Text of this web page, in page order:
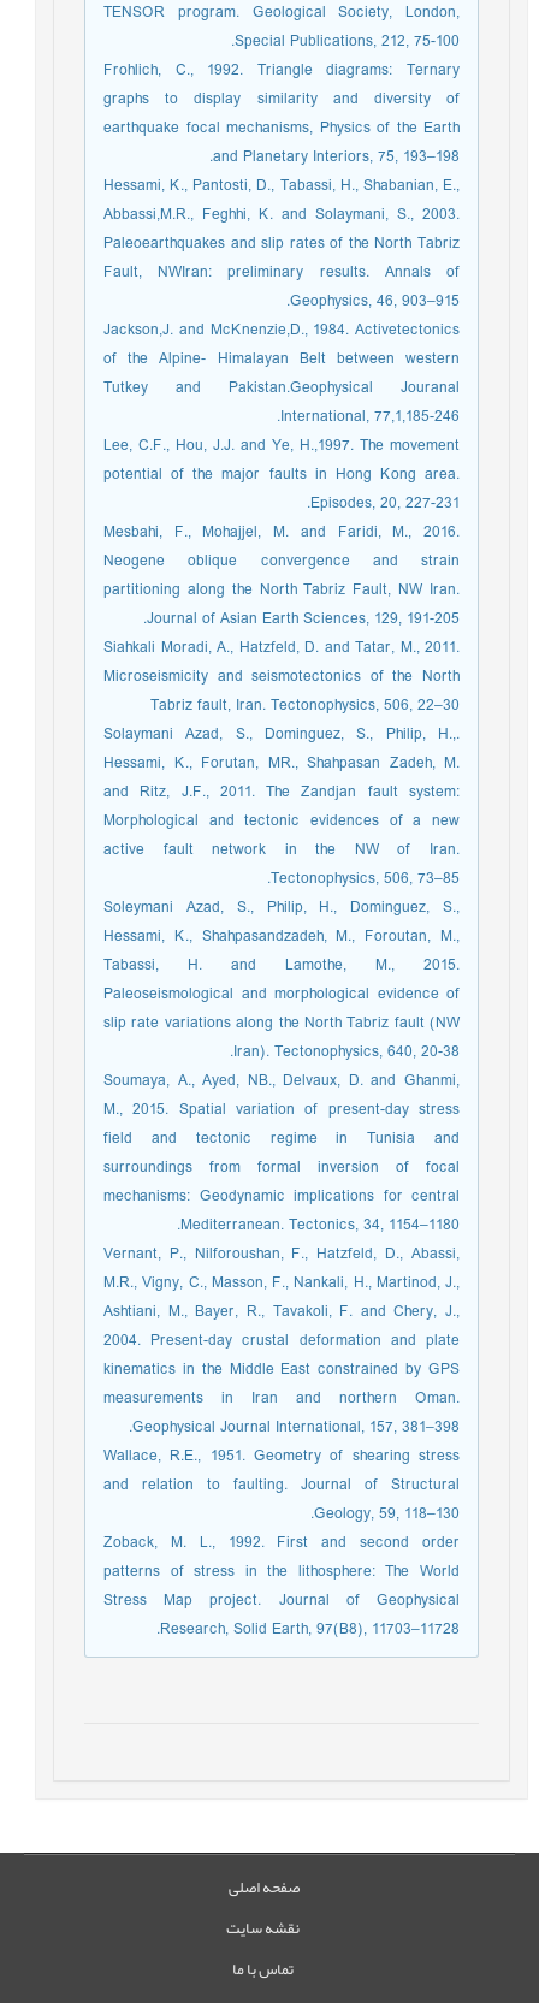
TENSOR program. Geological Society, London,
Special Publications, 212, 75-100.
Frohlich, C., 1992. Triangle diagrams: Ternary
graphs to display similarity and diversity of
earthquake focal mechanisms, Physics of the Earth
and Planetary Interiors, 75, 193–198.
Hessami, K., Pantosti, D., Tabassi, H., Shabanian, E.,
Abbassi,M.R., Feghhi, K. and Solaymani, S., 2003.
Paleoearthquakes and slip rates of the North Tabriz
Fault, NWIran: preliminary results. Annals of
Geophysics, 46, 903–915.
Jackson,J. and McKnenzie,D., 1984. Activetectonics
of the Alpine- Himalayan Belt between western
Tutkey and Pakistan.Geophysical Jouranal
International, 77,1,185-246.
Lee, C.F., Hou, J.J. and Ye, H.,1997. The movement
potential of the major faults in Hong Kong area.
Episodes, 20, 227-231.
Mesbahi, F., Mohajjel, M. and Faridi, M., 2016.
Neogene oblique convergence and strain
partitioning along the North Tabriz Fault, NW Iran.
Journal of Asian Earth Sciences, 129, 191-205.
Siahkali Moradi, A., Hatzfeld, D. and Tatar, M., 2011.
Microseismicity and seismotectonics of the North
Tabriz fault, Iran. Tectonophysics, 506, 22–30
.Solaymani Azad, S., Dominguez, S., Philip, H.,
Hessami, K., Forutan, MR., Shahpasan Zadeh, M.
and Ritz, J.F., 2011. The Zandjan fault system:
Morphological and tectonic evidences of a new
active fault network in the NW of Iran.
Tectonophysics, 506, 73–85.
Soleymani Azad, S., Philip, H., Dominguez, S.,
Hessami, K., Shahpasandzadeh, M., Foroutan, M.,
Tabassi, H. and Lamothe, M., 2015.
Paleoseismological and morphological evidence of
slip rate variations along the North Tabriz fault (NW
Iran). Tectonophysics, 640, 20-38.
Soumaya, A., Ayed, NB., Delvaux, D. and Ghanmi,
M., 2015. Spatial variation of present-day stress
field and tectonic regime in Tunisia and
surroundings from formal inversion of focal
mechanisms: Geodynamic implications for central
Mediterranean. Tectonics, 34, 1154–1180.
Vernant, P., Nilforoushan, F., Hatzfeld, D., Abassi,
M.R., Vigny, C., Masson, F., Nankali, H., Martinod, J.,
Ashtiani, M., Bayer, R., Tavakoli, F. and Chery, J.,
2004. Present-day crustal deformation and plate
kinematics in the Middle East constrained by GPS
measurements in Iran and northern Oman.
Geophysical Journal International, 157, 381–398.
Wallace, R.E., 1951. Geometry of shearing stress
and relation to faulting. Journal of Structural
Geology, 59, 118–130.
Zoback, M. L., 1992. First and second order
patterns of stress in the lithosphere: The World
Stress Map project. Journal of Geophysical
Research, Solid Earth, 97(B8), 11703–11728.
صفحه اصلی
نقشه سایت
تماس با ما